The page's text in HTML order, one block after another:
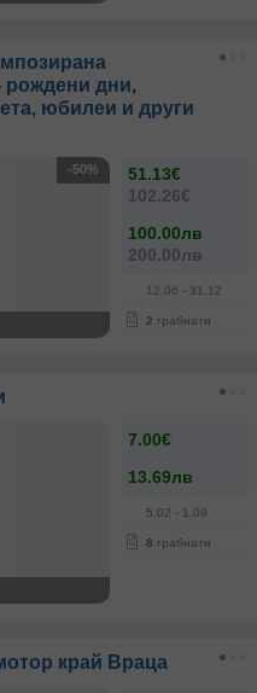
рождени дни,
юбилеи и други
51.13€
102.26€
100.00лв
200.00лв
12.06 - 31.12
2 грабнати
-50%
7.00€
13.69лв
5.02 - 1.09
8 грабнати
край Враца